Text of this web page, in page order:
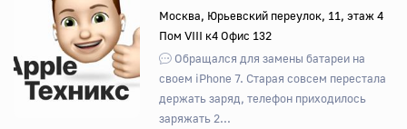
Назад Вперед
Москва, Юрьевский переулок, 11, этаж 4
Пом VIII к4 Офис 132
Обращался для замены батареи на
своем iPhone 7. Старая совсем перестала
держать заряд, телефон приходилось
заряжать 2...